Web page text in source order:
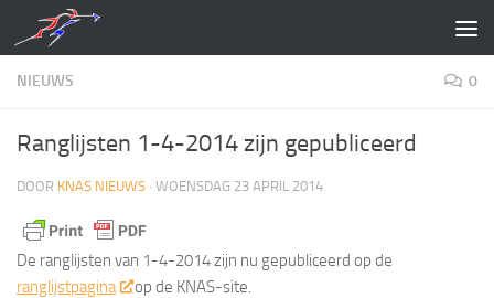
Doorgaan naar inhoud
NIEUWS 0
Ranglijsten 1-4-2014 zijn gepubliceerd
DOOR KNAS NIEUWS · WOENSDAG 23 APRIL 2014
De ranglijsten van 1-4-2014 zijn nu gepubliceerd op de
ranglijstpagina
op de KNAS-site.